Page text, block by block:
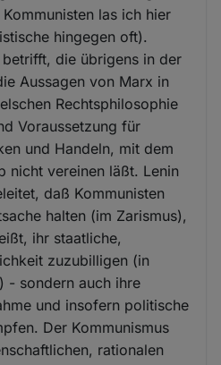
las ich hier
hingegen oft).
die übrigens in der
Aussagen von Marx in
Rechtsphilosophie
Voraussetzung für
und Handeln, mit dem
nicht vereinen läßt. Lenin
daß Kommunisten
halten (im Zarismus),
ihr staatliche,
zuzubilligen (in
- sondern auch ihre
und insofern politische
Der Kommunismus
rationalen